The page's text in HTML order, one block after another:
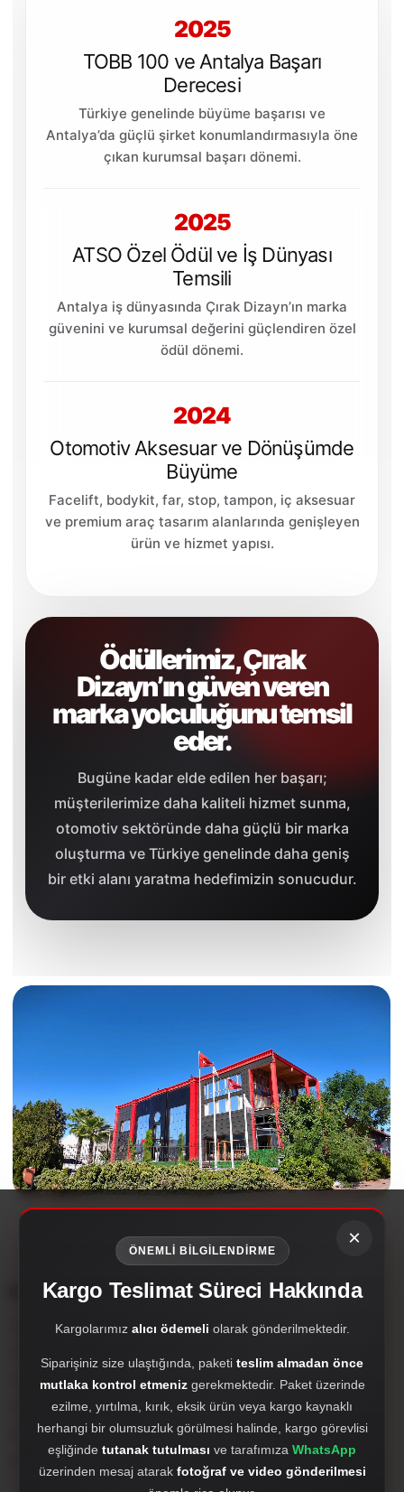
2025
TOBB 100 ve Antalya Başarı
Derecesi
Türkiye genelinde büyüme başarısı ve
Antalya’da güçlü şirket konumlandırmasıyla öne
çıkan kurumsal başarı dönemi.
2025
ATSO Özel Ödül ve İş Dünyası
Temsili
Antalya iş dünyasında Çırak Dizayn’ın marka
güvenini ve kurumsal değerini güçlendiren özel
ödül dönemi.
2024
Otomotiv Aksesuar ve Dönüşümde
Büyüme
Facelift, bodykit, far, stop, tampon, iç aksesuar
ve premium araç tasarım alanlarında genişleyen
ürün ve hizmet yapısı.
Ödüllerimiz, Çırak
Dizayn’ın güven veren
marka yolculuğunu temsil
eder.
Bugüne kadar elde edilen her başarı;
müşterilerimize daha kaliteli hizmet sunma,
otomotiv sektöründe daha güçlü bir marka
oluşturma ve Türkiye genelinde daha geniş
bir etki alanı yaratma hedefimizin sonucudur.
Kurumsal
Çırak Dizayn; oto aksesuar, body kit, far setleri, hayalet ekran, PPF,
crakdizayn@gmail.com
Hakkımızda
WhatsApp'tan Hızlı Destek Al
905527980412
×
ÖNEMLİ BİLGİLENDİRME
Kargo Teslimat Süreci Hakkında
Kargolarımız alıcı ödemeli olarak gönderilmektedir.
Siparişiniz size ulaştığında, paketi teslim almadan önce
mutlaka kontrol etmenizgerekmektedir. Paket üzerinde
ezilme, yırtılma, kırık, eksik ürün veya kargo kaynaklı
herhangi bir olumsuzluk görülmesi halinde, kargo görevlisi
eşliğinde tutanak tutulması ve tarafımıza WhatsApp
üzerinden mesaj atarak fotoğraf ve video gönderilmesi